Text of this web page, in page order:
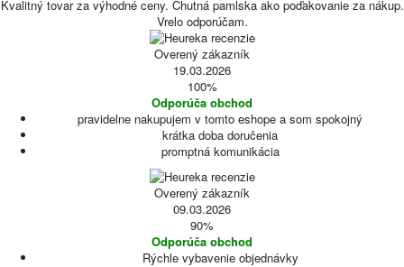
Kvalitný tovar za výhodné ceny. Chutná pamlska ako poďakovanie za nákup.
Vrelo odporúčam.
Overený zákazník
19.03.2026
100%
Odporúča obchod
pravidelne nakupujem v tomto eshope a som spokojný
krátka doba doručenia
promptná komunikácia
Overený zákazník
09.03.2026
90%
Odporúča obchod
Rýchle vybavenie objednávky